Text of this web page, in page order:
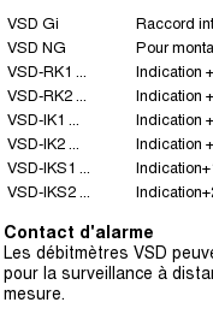
VSD Gi
Raccord
VSD NG
Pour
VSD-RK1 ...
Indication
VSD-RK2 ...
Indication
VSD-IK1 ...
Indication
VSD-IK2 ...
Indication
VSD-IKS1 ...
VSD-IKS2 ...
Contact d'alarme
Les débitmètres VSD
pour la surveillance à
mesure.